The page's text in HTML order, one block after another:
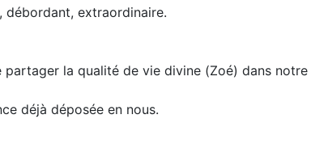
débordant, extraordinaire.
partager la qualité de vie divine (Zoé) dans notre
déjà déposée en nous.